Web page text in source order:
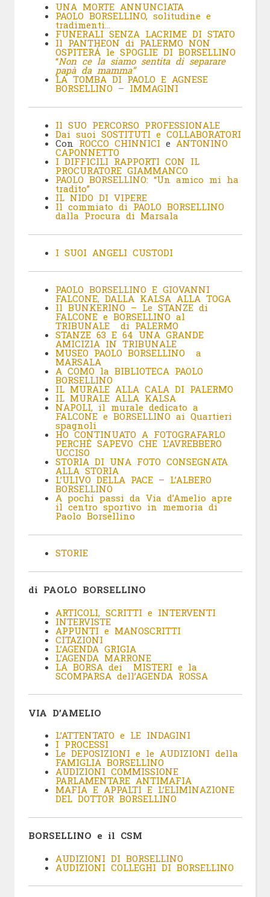
UNA MORTE ANNUNCIATA
PAOLO BORSELLINO, solitudine e
tradimenti…
FUNERALI SENZA LACRIME DI STATO
Il PANTHEON di PALERMO NON
OSPITERÁ le SPOGLIE DI BORSELLINO
“Non ce la siamo sentita di separare
papà da mamma”
LA TOMBA DI PAOLO E AGNESE
BORSELLINO – IMMAGINI
Il SUO PERCORSO PROFESSIONALE
Dai suoi SOSTITUTI e COLLABORATORI
Con ROCCO CHINNICI e ANTONINO
CAPONNETTO
I DIFFICILI RAPPORTI CON IL
PROCURATORE GIAMMANCO
PAOLO BORSELLINO: “Un amico mi ha
tradito”
IL NIDO DI VIPERE
Il commiato di PAOLO BORSELLINO
dalla Procura di Marsala
I SUOI ANGELI CUSTODI
PAOLO BORSELLINO E GIOVANNI
FALCONE, DALLA KALSA ALLA TOGA
Il BUNKERINO – Le STANZE di
FALCONE e BORSELLINO al
TRIBUNALE di PALERMO
STANZE 63 E 64 UNA GRANDE
AMICIZIA IN TRIBUNALE
MUSEO PAOLO BORSELLINO a
MARSALA
A COMO la BIBLIOTECA PAOLO
BORSELLINO
IL MURALE ALLA CALA DI PALERMO
IL MURALE ALLA KALSA
NAPOLI, il murale dedicato a
FALCONE e BORSELLINO ai Quartieri
spagnoli
HO CONTINUATO A FOTOGRAFARLO
PERCHÉ SAPEVO CHE L’AVREBBERO
UCCISO
STORIA DI UNA FOTO CONSEGNATA
ALLA STORIA
L’ULIVO DELLA PACE – L’ALBERO
BORSELLINO
A pochi passi da Via d’Amelio apre
il centro sportivo in memoria di
Paolo Borsellino
STORIE
di PAOLO BORSELLINO
ARTICOLI, SCRITTI e INTERVENTI
INTERVISTE
APPUNTI e MANOSCRITTI
CITAZIONI
L’AGENDA GRIGIA
L’AGENDA MARRONE
LA BORSA dei MISTERI e la
SCOMPARSA dell’AGENDA ROSSA
VIA D’AMELIO
L’ATTENTATO e LE INDAGINI
I PROCESSI
Le DEPOSIZIONI e le AUDIZIONI della
FAMIGLIA BORSELLINO
AUDIZIONI COMMISSIONE
PARLAMENTARE ANTIMAFIA
MAFIA E APPALTI E L’ELIMINAZIONE
DEL DOTTOR BORSELLINO
BORSELLINO e il CSM
AUDIZIONI DI BORSELLINO
AUDIZIONI COLLEGHI DI BORSELLINO